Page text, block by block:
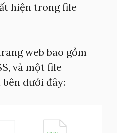
hiện trong file
web bao gồm
và một file
dưới đây: